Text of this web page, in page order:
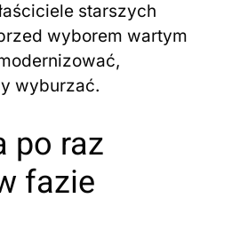
starszych
wyborem wartym
wyburzać.
po raz
fazie